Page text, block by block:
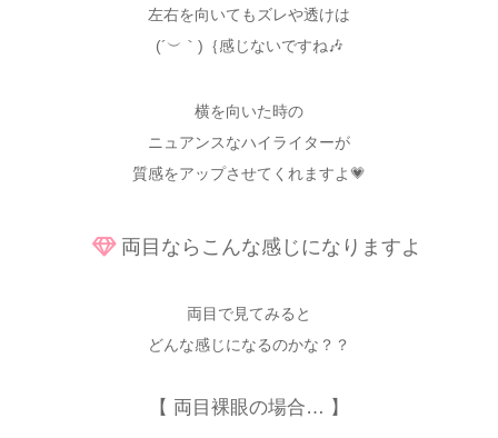
左右を向いてもズレや透けは
(´︶｀)｛感じないですね🎶
横を向いた時の
ニュアンスなハイライターが
質感をアップさせてくれますよ💗
両目ならこんな感じになりますよ
両目で見てみると
どんな感じになるのかな？？
【 両目裸眼の場合… 】